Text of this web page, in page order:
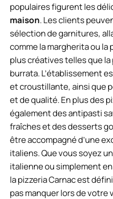
populaires figurent les
maison. Les clients
sélection de garnitures,
comme la margherita ou
plus créatives telles que la
burrata. L’établissement
et croustillante, ainsi que
et de qualité. En plus des
également des antipasti
fraîches et des desserts
être accompagné d’une
italiens. Que vous soyez
italienne ou simplement
la pizzeria Carnac est
pas manquer lors de votre